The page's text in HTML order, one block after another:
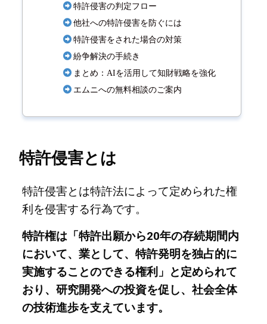
特許侵害の判定フロー
他社への特許侵害を防ぐには
特許侵害をされた場合の対策
紛争解決の手続き
まとめ：AIを活用して知財戦略を強化
エムニへの無料相談のご案内
特許侵害とは
特許侵害とは特許法によって定められた権
利を侵害する行為です。
特許権は「特許出願から20年の存続期間内
において、業として、特許発明を独占的に
実施することのできる権利」と定められて
おり、 研究開発への投資を促し、社会全体
の技術進歩を支えています。